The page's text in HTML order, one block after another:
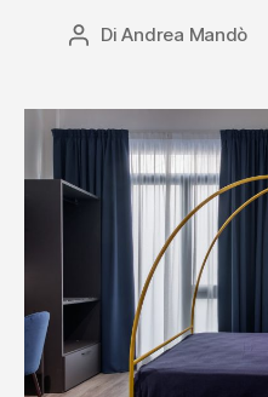
Autore
DiAndrea Mandò